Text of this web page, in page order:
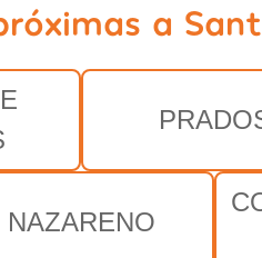
a
NAZARENO